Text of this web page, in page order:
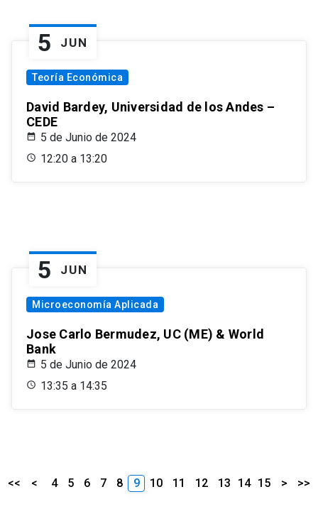
5 JUN
Teoría Económica
David Bardey, Universidad de los Andes –
CEDE
5 de Junio de 2024
12:20 a 13:20
5 JUN
Microeconomía Aplicada
Jose Carlo Bermudez, UC (ME) & World
Bank
5 de Junio de 2024
13:35 a 14:35
<< < 4 5 6 7 8 9 10 11 12 13 14 15 > >>